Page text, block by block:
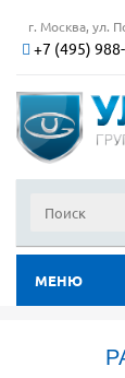
г. Москва, ул.
+7 (495)
МЕНЮ